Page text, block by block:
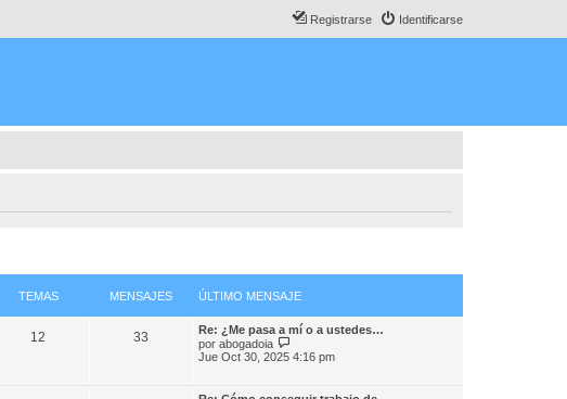
Identificarse
Registrarse
TEMAS MENSAJES ÚLTIMO MENSAJE
12 33
Re: ¿Me pasa a mí o a ustedes…
por abogadoia
e
Jue Oct 30, 2025 4:16 pm